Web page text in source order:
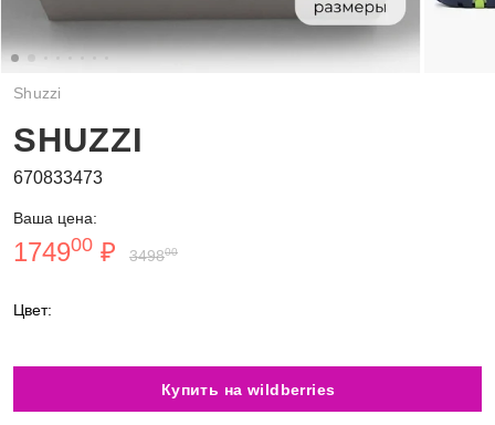
Shuzzi
SHUZZI
670833473
Ваша цена:
174900 ₽ 349800
Цвет:
Купить на wildberries